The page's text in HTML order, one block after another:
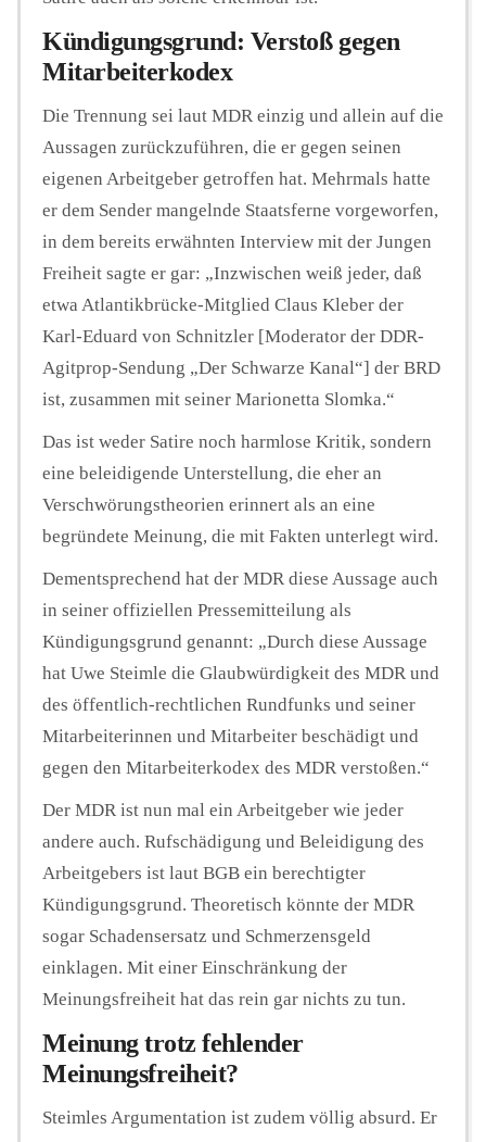
Kündigungsgrund: Verstoß gegen
Mitarbeiterkodex
Die Trennung sei laut MDR einzig und allein auf die
Aussagen zurückzuführen, die er gegen seinen
eigenen Arbeitgeber getroffen hat. Mehrmals hatte
er dem Sender mangelnde Staatsferne vorgeworfen,
in dem bereits erwähnten Interview mit der Jungen
Freiheit sagte er gar: „Inzwischen weiß jeder, daß
etwa Atlantikbrücke-Mitglied Claus Kleber der
Karl-Eduard von Schnitzler [Moderator der DDR-
Agitprop-Sendung „Der Schwarze Kanal“] der BRD
ist, zusammen mit seiner Marionetta Slomka.“
Das ist weder Satire noch harmlose Kritik, sondern
eine beleidigende Unterstellung, die eher an
Verschwörungstheorien erinnert als an eine
begründete Meinung, die mit Fakten unterlegt wird.
Dementsprechend hat der MDR diese Aussage auch
in seiner offiziellen Pressemitteilung als
Kündigungsgrund genannt: „Durch diese Aussage
hat Uwe Steimle die Glaubwürdigkeit des MDR und
des öffentlich-rechtlichen Rundfunks und seiner
Mitarbeiterinnen und Mitarbeiter beschädigt und
gegen den Mitarbeiterkodex des MDR verstoßen.“
Der MDR ist nun mal ein Arbeitgeber wie jeder
andere auch. Rufschädigung und Beleidigung des
Arbeitgebers ist laut BGB ein berechtigter
Kündigungsgrund. Theoretisch könnte der MDR
sogar Schadensersatz und Schmerzensgeld
einklagen. Mit einer Einschränkung der
Meinungsfreiheit hat das rein gar nichts zu tun.
Meinung trotz fehlender
Meinungsfreiheit?
Steimles Argumentation ist zudem völlig absurd. Er